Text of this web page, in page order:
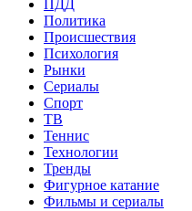
ПДД
Политика
Происшествия
Психология
Рынки
Сериалы
Спорт
ТВ
Теннис
Технологии
Тренды
Фигурное катание
Фильмы и сериалы